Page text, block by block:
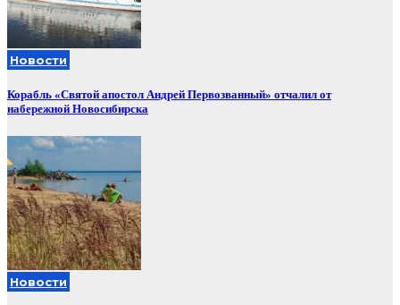
Новости
Корабль «Святой апостол Андрей Первозванный» отчалил от
набережной Новосибирска
Новости